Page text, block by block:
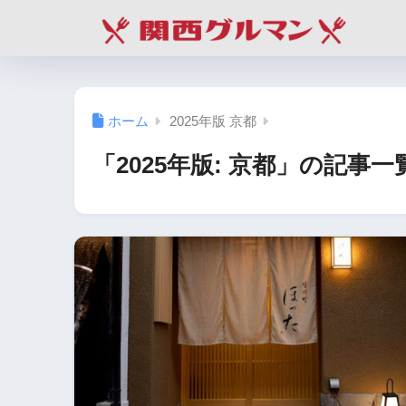
ホーム 2025年版 京都
「2025年版: 京都」の記事一